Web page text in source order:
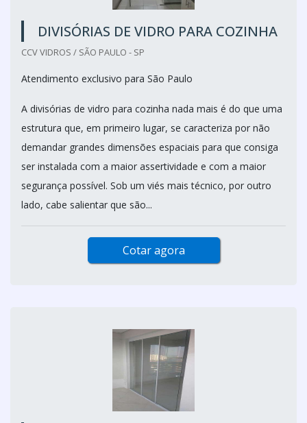
DIVISÓRIAS DE VIDRO PARA COZINHA
CCV VIDROS / SÃO PAULO - SP
Atendimento exclusivo para São Paulo
A divisórias de vidro para cozinha nada mais é do que uma
estrutura que, em primeiro lugar, se caracteriza por não
demandar grandes dimensões espaciais para que consiga
ser instalada com a maior assertividade e com a maior
segurança possível. Sob um viés mais técnico, por outro
lado, cabe salientar que são...
Cotar agora